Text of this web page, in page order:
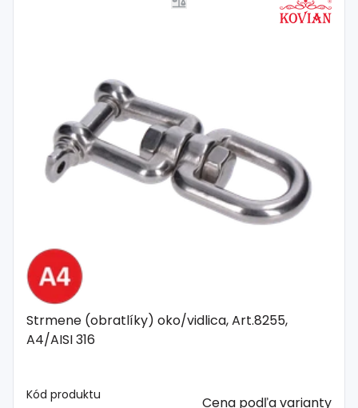
Strmene (obratlíky) oko/vidlica, Art.8255,
A4/AISI 316
Kód produktu
Cena podľa varianty